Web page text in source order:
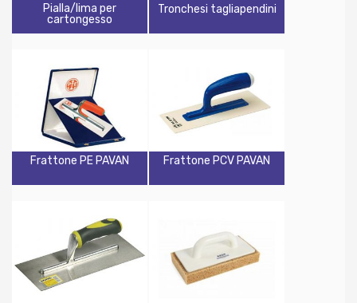
Pialla/lima per
cartongesso
Tronchesi tagliapendini
Frattone PE PAVAN Frattone PCV PAVAN